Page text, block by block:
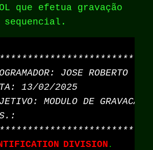
que efetua gravação
sequencial.
DIVISION